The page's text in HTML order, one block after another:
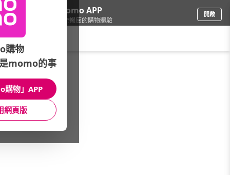
下載momo APP
給你3倍流暢度的購物體驗
開啟
母嬰玩具/童裝/KIDS(100~160cm)
館長推薦 月銷量
購物
momo的事
購物」APP
網頁版